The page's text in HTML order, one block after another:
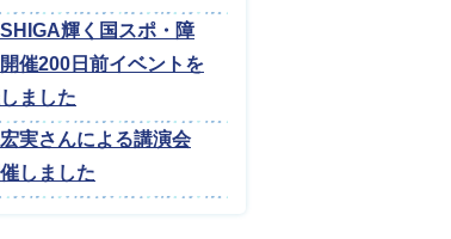
輝く国スポ・障
催200日前イベントを
ました
実さんによる講演会
しました